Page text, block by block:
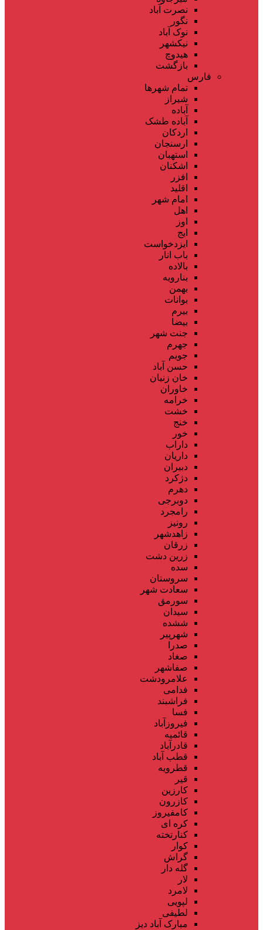
نصرت آباد
نگور
نوک آباد
نیکشهر
هیدوچ
بازگشت
فارس
تمام شهر‌ها
شیراز
آباده
آباده طشک
اردکان
ارسنجان
استهبان
اشکنان
افزر
اقلید
امام شهر
اهل
اوز
ایج
ایزدخواست
باب انار
بالاده
بنارویه
بهمن
بوانات
بیرم
بیضا
جنت شهر
جهرم
جویم
حسن آباد
خان زنیان
خاوران
خرامه
خشت
خنج
خور
داراب
داریان
دبیران
دژکرد
دهرم
دوبرجی
رامجرد
رونیز
زاهدشهر
زرقان
زرین دشت
سده
سروستان
سعادت شهر
سورمق
سیدان
ششده
شهرپیر
صدرا
صغاد
صفاشهر
علامرودشت
فدامی
فراشبند
فسا
فیروزآباد
قائمیه
قادرآباد
قطب آباد
قطرویه
قیر
کارزین
کازرون
کامفیروز
کره ای
کنارتخته
کوار
گراش
گله دار
لار
لامرد
لپویی
لطیفی
مبارک آباد دیز